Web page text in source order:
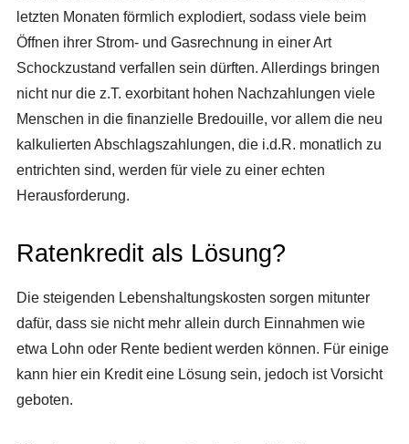
letzten Monaten förmlich explodiert, sodass viele beim
Öffnen ihrer Strom- und Gasrechnung in einer Art
Schockzustand verfallen sein dürften. Allerdings bringen
nicht nur die z.T. exorbitant hohen Nachzahlungen viele
Menschen in die finanzielle Bredouille, vor allem die neu
kalkulierten Abschlagszahlungen, die i.d.R. monatlich zu
entrichten sind, werden für viele zu einer echten
Herausforderung.
Ratenkredit als Lösung?
Die steigenden Lebenshaltungskosten sorgen mitunter
dafür, dass sie nicht mehr allein durch Einnahmen wie
etwa Lohn oder Rente bedient werden können. Für einige
kann hier ein Kredit eine Lösung sein, jedoch ist Vorsicht
geboten.